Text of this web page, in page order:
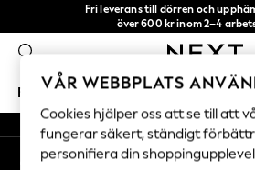
Fri leverans till dörren och
över 600 kr inom 2–4
FLICKOR POJKAR BABY
GIRLS
New In
An error occurred on client
Våra sociala
Mitt konto
VÅR WEBBPLATS
Cookies hjälper oss att se till att
fungerar säkert, ständigt
personifiera din